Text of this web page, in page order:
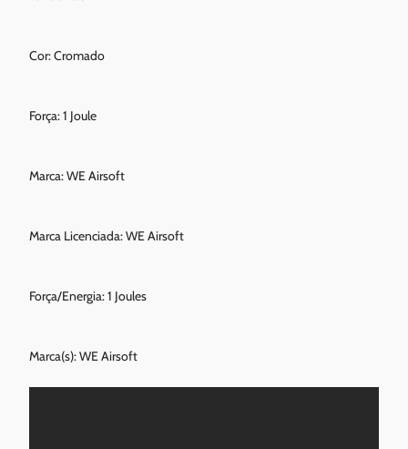
Cor: Cromado
Força: 1 Joule
Marca: WE Airsoft
Marca Licenciada: WE Airsoft
Força/Energia: 1 Joules
Marca(s): WE Airsoft